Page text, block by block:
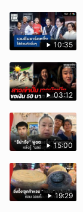
10:35
03:12
15:00
19:29